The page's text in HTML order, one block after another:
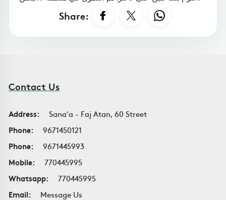
Share:
Contact Us
Address:
Sana'a - Faj Atan, 60 Street
Phone:
9671450121
Phone:
9671445993
Mobile:
770445995
Whatsapp:
770445995
Email:
Message Us